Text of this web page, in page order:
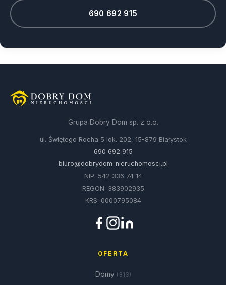
690 692 915
Grupa Dobry Dom sp. z o.o.
ul. Świętego Rocha 5 lok. 202, 15-879 Białystok
690 692 915
biuro@dobrydom-nieruchomosci.pl
NIP: 542 336 74 14
REGON: 383902935
KRS: 0000795084
OFERTA
Domy (313)